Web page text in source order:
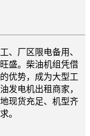
、厂区限电备用、
盛。柴油机组凭借
优势，成为大型工
发电机出租商家，
现货充足、机型齐
。